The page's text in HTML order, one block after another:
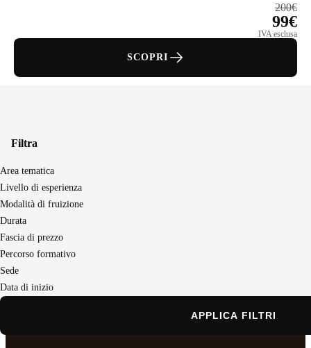
200€
99€
IVA esclusa
SCOPRI
Filtra
Area tematica
Livello di esperienza
Modalità di fruizione
Durata
Fascia di prezzo
Percorso formativo
Sede
Data di inizio
APPLICA FILTRI
Seguici sui social
Master e corsi per profilo
Business e Comunicazione
Chi siamo
Documenti e trasparenza